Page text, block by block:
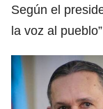
Según el
la voz al